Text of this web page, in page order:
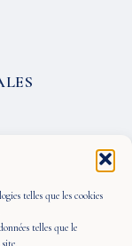
telles que les cookies
telles que le